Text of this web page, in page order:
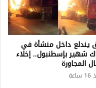
يندلع داخل منشأة في
شهير بإسطنبول.. إخلاء
المجاورة